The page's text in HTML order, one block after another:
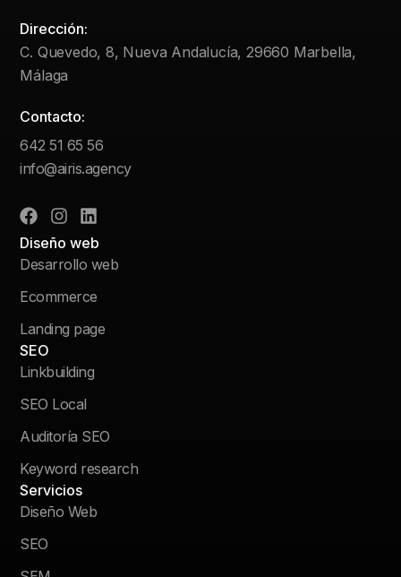
Dirección:
C. Quevedo, 8, Nueva Andalucía, 29660 Marbella,
Málaga
Contacto:
642 51 65 56
info@airis.agency
Diseño web
Desarrollo web
Ecommerce
Landing page
SEO
Linkbuilding
SEO Local
Auditoría SEO
Keyword research
Servicios
Diseño Web
SEO